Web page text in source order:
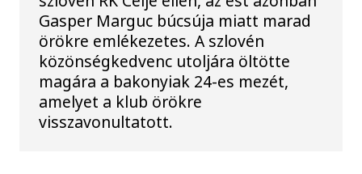
Gasper Marguc búcsúja miatt marad
örökre emlékezetes. A szlovén
közönségkedvenc utoljára öltötte
magára a bakonyiak 24-es mezét,
amelyet a klub örökre
visszavonultatott.